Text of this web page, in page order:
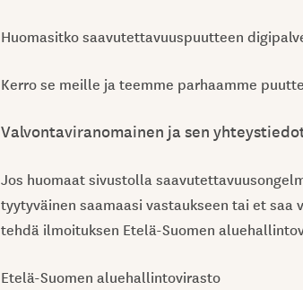
Huomasitko saavutettavuuspuutteen
Kerro se meille ja teemme parhaamme
Valvontaviranomainen ja sen
Jos huomaat sivustolla
tyytyväinen saamaasi vastaukseen tai et
tehdä ilmoituksen Etelä-Suomen
Etelä-Suomen aluehallintovirasto